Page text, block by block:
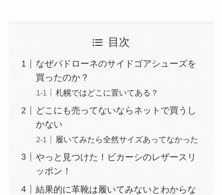
目次
なぜパドローネのサイドゴアシューズを
買ったのか？
札幌ではどこに置いてある？
どこにも売ってないならネットで買うし
かない
履いてみたら全然サイズあってなかった
やっと見つけた！ビカーシのレザースリ
ッポン！
結果的に革靴は履いてみないとわからな